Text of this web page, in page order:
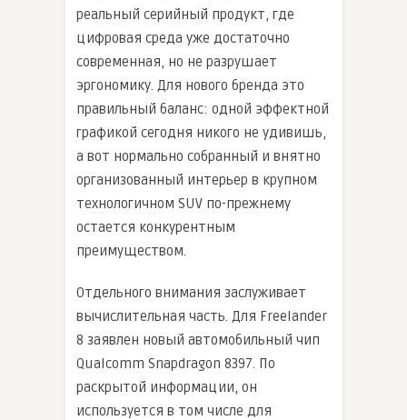
реальный серийный продукт, где
цифровая среда уже достаточно
современная, но не разрушает
эргономику. Для нового бренда это
правильный баланс: одной эффектной
графикой сегодня никого не удивишь,
а вот нормально собранный и внятно
организованный интерьер в крупном
технологичном SUV по-прежнему
остается конкурентным
преимуществом.
Отдельного внимания заслуживает
вычислительная часть. Для Freelander
8 заявлен новый автомобильный чип
Qualcomm Snapdragon 8397. По
раскрытой информации, он
используется в том числе для